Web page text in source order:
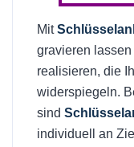
Mit
gravieren
realisieren, die
widerspiegeln.
sind
individuell an